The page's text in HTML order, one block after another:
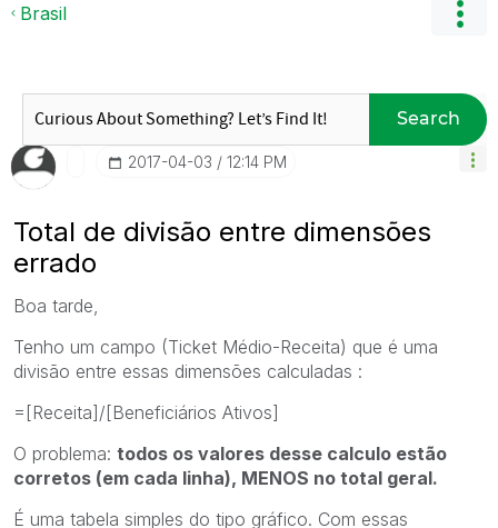
Brasil
Search
‎2017-04-03 12:14 PM
Total de divisão entre dimensões
errado
Boa tarde,
Tenho um campo (Ticket Médio-Receita) que é uma
divisão entre essas dimensões calculadas :
=[Receita]/[Beneficiários Ativos]
O problema: todos os valores desse calculo estão
corretos (em cada linha), MENOS no total geral.
É uma tabela simples do tipo gráfico. Com essas